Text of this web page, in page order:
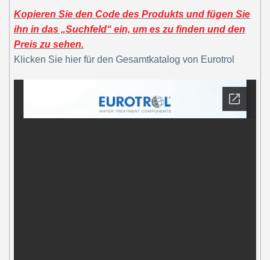
Kopieren Sie den Code des Produkts und fügen Sie
ihn in das „Suchfeld“ ein, um es zu finden und den
Preis zu sehen.
Klicken Sie hier für den Gesamtkatalog von Eurotrol